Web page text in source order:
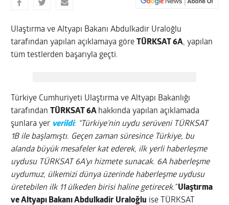
Ulaştırma ve Altyapı Bakanı Abdulkadir Uraloğlu
tarafından yapılan açıklamaya göre
TÜRKSAT 6A, yapılan
tüm testlerden başarıyla geçti.
Türkiye Cumhuriyeti Ulaştırma ve Altyapı Bakanlığı
tarafından
TÜRKSAT 6A hakkında yapılan açıklamada
şunlara yer verildi: “Türkiye’nin uydu serüveni TÜRKSAT
1B ile başlamıştı. Geçen zaman süresince Türkiye, bu
alanda büyük mesafeler kat ederek, ilk yerli haberleşme
uydusu TÜRKSAT 6A’yı hizmete sunacak. 6A haberleşme
uydumuz, ülkemizi dünya üzerinde haberleşme uydusu
üretebilen ilk 11 ülkeden birisi haline getirecek.”Ulaştırma
ve Altyapı Bakanı Abdulkadir Uraloğlu ise TÜRKSAT